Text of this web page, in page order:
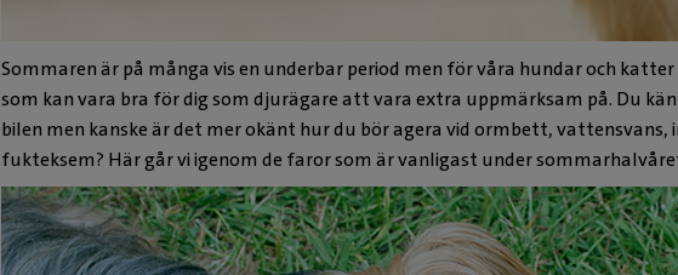
Sommaren är på många vis en underbar period men för våra hundar och
som kan vara bra för dig som djurägare att vara extra uppmärksam på. Du
bilen men kanske är det mer okänt hur du bör agera vid ormbett,
fukteksem? Här går vi igenom de faror som är vanligast under